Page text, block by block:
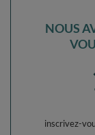
NOUS
inscrivez-